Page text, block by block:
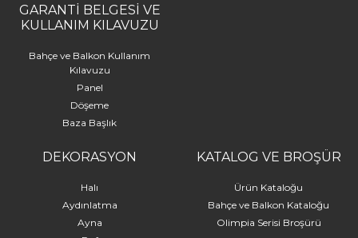
GARANTİ BELGESİ VE
KULLANIM KILAVUZU
Bahçe ve Balkon Kullanım
Kılavuzu
Panel
Döşeme
Baza Başlık
DEKORASYON
Halı
Aydınlatma
Ayna
KATALOG VE BROŞÜR
Ürün Kataloğu
Bahçe ve Balkon Kataloğu
Olimpia Serisi Broşürü